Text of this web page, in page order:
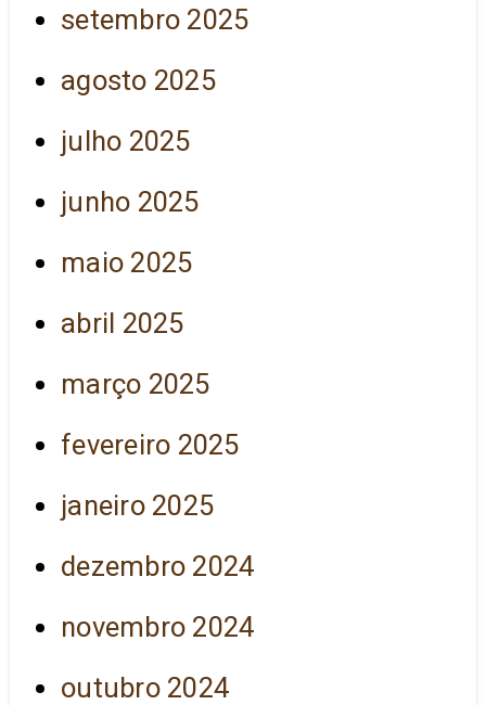
setembro 2025
agosto 2025
julho 2025
junho 2025
maio 2025
abril 2025
março 2025
fevereiro 2025
janeiro 2025
dezembro 2024
novembro 2024
outubro 2024